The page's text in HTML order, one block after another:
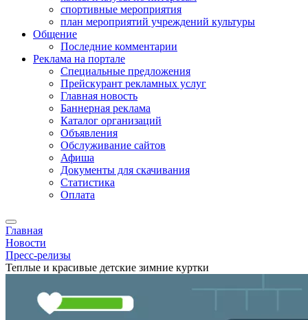
спортивные мероприятия
план мероприятий учреждений культуры
Общение
Последние комментарии
Реклама на портале
Специальные предложения
Прейскурант рекламных услуг
Главная новость
Баннерная реклама
Каталог организаций
Объявления
Обслуживание сайтов
Афиша
Документы для скачивания
Статистика
Оплата
Главная
Новости
Пресс-релизы
Теплые и красивые детские зимние куртки